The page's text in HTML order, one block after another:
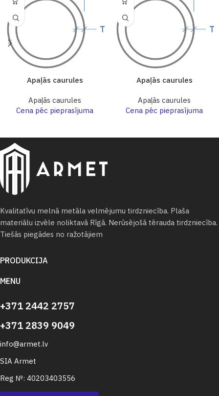
Apaļās caurules
Apaļās caurules
Cena pēc pieprasījuma
Apaļās caurules
Apaļās caurules
Cena pēc pieprasījuma
Kvalitatīvu melnā metāla velmējumu tirdzniecība. Plaša
materiālu izvēle noliktavā Rīgā. Nerūsējošā tērauda tirdzniecība.
Tiešās piegādes no ražotājiem
PRODUKCIJA
MENU
+371 2442 2757
+371 2839 9049
info@armet.lv
SIA Armet
Reg №: 40203403556